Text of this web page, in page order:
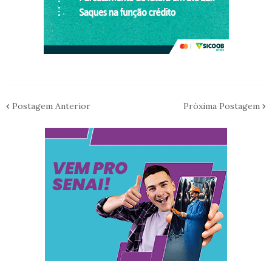
Postagem Anterior Próxima Postagem